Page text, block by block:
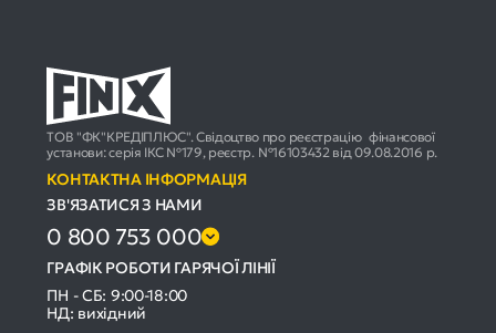
ТОВ "ФК"КРЕДІПЛЮС". Свідоцтво про реєстрацію фінансової
установи: серія ІКС №179, реєстр. №16103432 від 09.08.2016 р.
КОНТАКТНА ІНФОРМАЦІЯ
ЗВ'ЯЗАТИСЯ З НАМИ
0 800 753 000
ГРАФІК РОБОТИ ГАРЯЧОЇ ЛІНІЇ
ПН - СБ: 9:00-18:00
НД: вихідний